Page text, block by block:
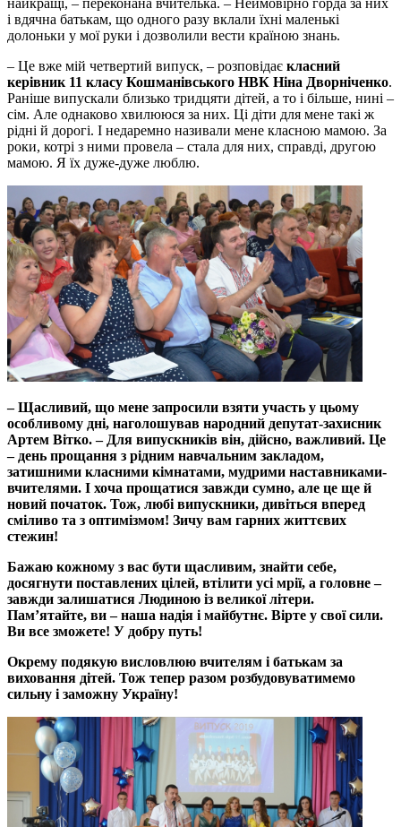
і вдячна батькам, що одного разу вклали їхні маленькі
долоньки у мої руки і дозволили вести країною знань.
– Це вже мій четвертий випуск, – розповідає класний
керівник 11 класу Кошманівського НВК Ніна Дворніченко.
Раніше випускали близько тридцяти дітей, а то і більше, нині –
сім. Але однаково хвилююся за них. Ці діти для мене такі ж
рідні й дорогі. І недаремно називали мене класною мамою. За
роки, котрі з ними провела – стала для них, справді, другою
мамою. Я їх дуже-дуже люблю.
– Щасливий, що мене запросили взяти участь у цьому
особливому дні, наголошував народний депутат-захисник
Артем Вітко. – Для випускників він, дійсно, важливий. Це
– день прощання з рідним навчальним закладом,
затишними класними кімнатами, мудрими наставниками-
вчителями. І хоча прощатися завжди сумно, але це ще й
новий початок. Тож, любі випускники, дивіться вперед
сміливо та з оптимізмом! Зичу вам гарних життєвих
стежин!
Бажаю кожному з вас бути щасливим, знайти себе,
досягнути поставлених цілей, втілити усі мрії, а головне –
завжди залишатися Людиною із великої літери.
Пам’ятайте, ви – наша надія і майбутнє. Вірте у свої сили.
Ви все зможете! У добру путь!
Окрему подякую висловлюю вчителям і батькам за
виховання дітей. Тож тепер разом розбудовуватимемо
сильну і заможну Україну!